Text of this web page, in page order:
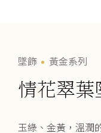
墜飾 黃金系列
情花翠葉
玉綠、金黃，溫潤